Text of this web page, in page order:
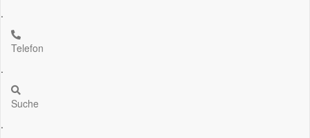
.
Telefon
.
Suche
.